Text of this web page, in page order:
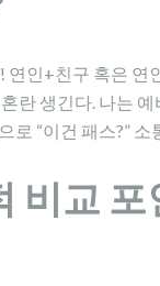
연인+친구 혹은 연
란 생긴다. 나는
로 “이건 패스?” 소
비교